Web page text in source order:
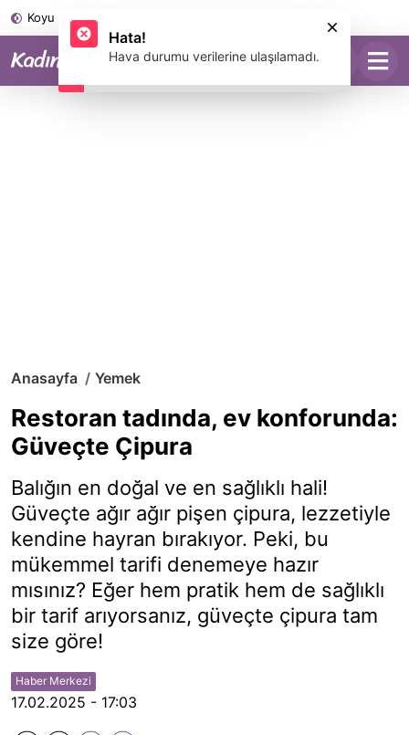
Koyu Mod
Anasayfa Yemek
Restoran tadında, ev konforunda:
Güveçte Çipura
Balığın en doğal ve en sağlıklı hali!
Güveçte ağır ağır pişen çipura, lezzetiyle
kendine hayran bırakıyor. Peki, bu
mükemmel tarifi denemeye hazır
mısınız? Eğer hem pratik hem de sağlıklı
bir tarif arıyorsanız, güveçte çipura tam
size göre!
Haber Merkezi
17.02.2025 - 17:03